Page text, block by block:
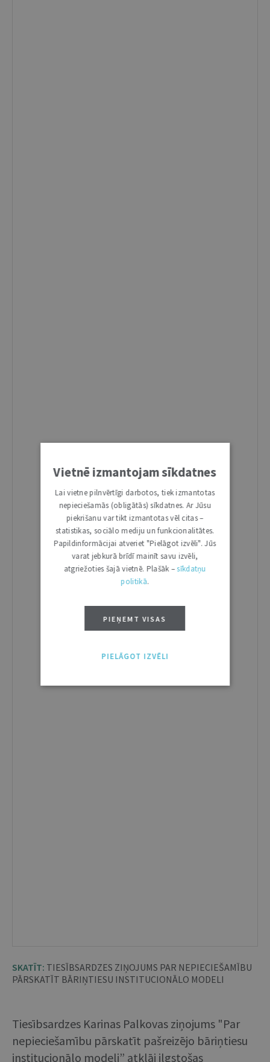
SKATĪT: TIESĪBSARDZES ZIŅOJUMS PAR NEPIECIEŠAMĪBU
PĀRSKATĪT BĀRIŅTIESU INSTITUCIONĀLO MODELI
Tiesībsardzes Karinas Palkovas ziņojums "Par
nepieciešamību pārskatīt pašreizējo bāriņtiesu
institucionālo modeli” atklāj ilgstošas
Vietnē izmantojam sīkdatnes
Lai vietne pilnvērtīgi darbotos, tiek izmantotas
nepieciešamās (obligātās) sīkdatnes. Ar Jūsu
piekrišanu var tikt izmantotas vēl citas –
statistikas, sociālo mediju un funkcionalitātes.
Papildinformācijai atveriet "Pielāgot izvēli". Jūs
varat jebkurā brīdī mainīt savu izvēli,
atgriežoties šajā vietnē. Plašāk –sīkdatņu
politikā.
PIEŅEMT VISAS
PIELĀGOT IZVĒLI